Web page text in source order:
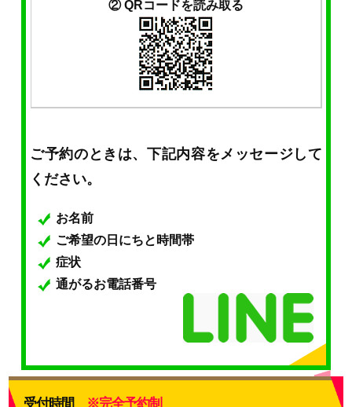
② QRコードを読み取る
ご予約のときは、下記内容をメッセージして
ください。
お名前
ご希望の日にちと時間帯
症状
通がるお電話番号
受付時間 ※完全予約制